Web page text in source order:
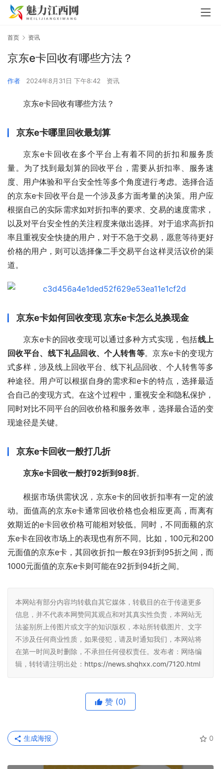
首页 资讯
京东e卡回收有哪些方法？
作者 2024年8月31日 下午8:42 资讯
京东e卡回收有哪些方法？
京东e卡哪里回收最划算
京东e卡回收在多个平台上有着不同的折扣和服务质
量。为了找到最划算的回收平台，需要从折扣率、服务速
度、用户体验和平台安全性等多个角度进行考虑。选择合适
的京东e卡回收平台是一个涉及多方面考量的决策。用户应
根据自己的实际需求如对折扣率的要求、交易的速度需求，
以及对平台安全性的关注程度来做出选择。对于追求高折扣
率且重视安全快捷的用户，对于不急于交易，愿意等待更好
价格的用户，则可以选择像二手交易平台这样灵活议价的渠
道。
京东e卡如何回收变现 京东e卡怎么兑换现金
京东e卡的回收变现可以通过多种方式实现，包括线上
回收平台、线下礼品回收、个人转售等。京东e卡的变现方
式多样，涉及线上回收平台、线下礼品回收、个人转售等多
种途径。用户可以根据自身的需求和e卡的特点，选择最适
合自己的变现方式。在这个过程中，重视安全和隐私保护，
同时对比不同平台的回收价格和服务效率，选择最合适的变
现途径是关键。
京东e卡回收一般打几折
京东e卡回收一般打92折到98折。
根据市场供需状况，京东e卡的回收折扣率有一定的波
动。面值高的京东e卡通常回收价格也会相应更高，而离有
效期近的e卡回收价格可能相对较低。同时，不同面额的京
东e卡在回收市场上的表现也有所不同。比如，100元和200
元面值的京东e卡，其回收折扣一般在93折到95折之间，而
1000元面值的京东e卡则可能在92折到94折之间。
本网站有部分内容均转载自其它媒体，转载目的在于传递更多
信息，并不代表本网赞同其观点和对其真实性负责，本网站无
法鉴别所上传图片或文字的知识版权，本站所转载图片、文字
不涉及任何商业性质，如果侵犯，请及时通知我们，本网站将
在第一时间及时删除，不承担任何侵权责任。发布者：网络编
辑，转转请注明出处： https://news.shqhxx.com/7120.html
赞 (0)
0
生成海报